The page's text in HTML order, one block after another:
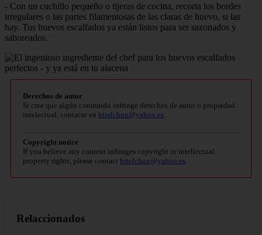
- Con un cuchillo pequeño o tijeras de cocina, recorta los bordes
irregulares o las partes filamentosas de las claras de huevo, si las
hay. Tus huevos escalfados ya están listos para ser sazonados y
saboreados.
Derechos de autor
Si cree que algún contenido infringe derechos de autor o propiedad
intelectual, contacte en bitelchux@yahoo.es
Copyright notice
If you believe any content infringes copyright or intellectual
property rights, please contact bitelchux@yahoo.es
Relaccionados